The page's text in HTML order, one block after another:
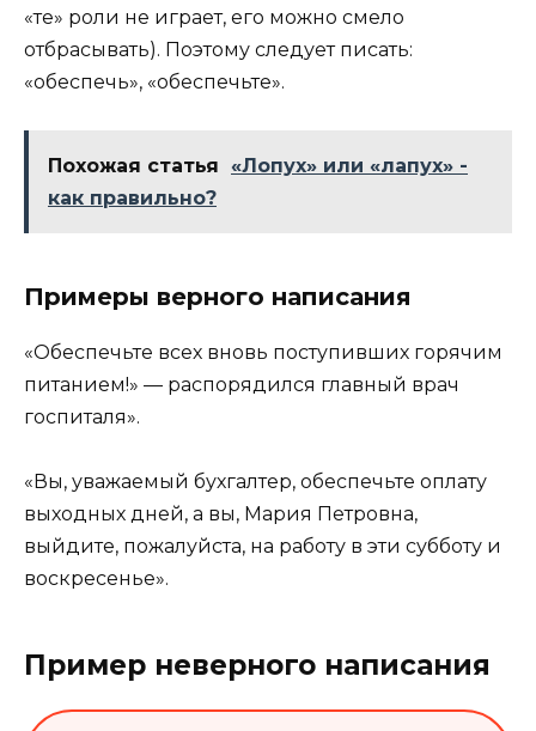
«те» роли не играет, его можно смело
отбрасывать). Поэтому следует писать:
«обеспечь», «обеспечьте».
Похожая статья
«Лопух» или «лапух» -
как правильно?
Примеры верного написания
«Обеспечьте всех вновь поступивших горячим
питанием!» — распорядился главный врач
госпиталя».
«Вы, уважаемый бухгалтер, обеспечьте оплату
выходных дней, а вы, Мария Петровна,
выйдите, пожалуйста, на работу в эти субботу и
воскресенье».
Пример неверного написания